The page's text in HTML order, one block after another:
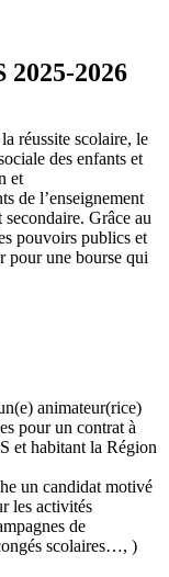
2026
réussite scolaire, le
des enfants et
et
de l’enseignement
Grâce au
pouvoirs publics et
pour une bourse qui
animateur(rice)
pour un contrat à
et habitant la Région
un candidat motivé
les activités
de
scolaires…, )